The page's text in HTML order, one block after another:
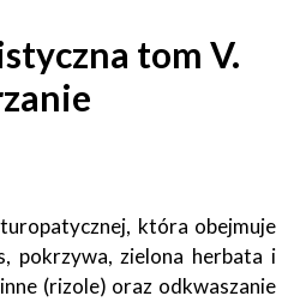
tom V.
która obejmuje
pokrzywa, zielona herbata i
(rizole) oraz odkwaszanie